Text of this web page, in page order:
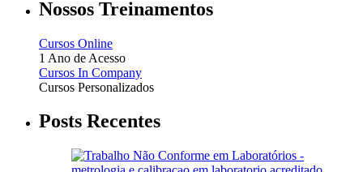
Nossos Treinamentos
Cursos Online
1 Ano de Acesso
Cursos In Company
Cursos Personalizados
Posts Recentes